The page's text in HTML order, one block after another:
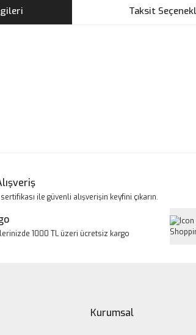
Taksit
sitelerden daha pahalı.
ile güvenli alışverişin keyfini çıkarın.
1000 TL üzeri ücretsiz kargo
Kurumsal